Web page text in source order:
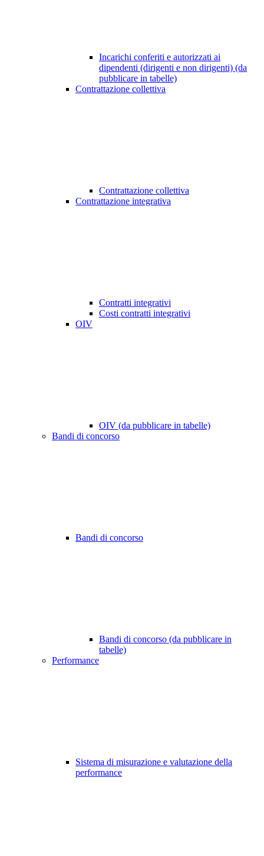
Incarichi conferiti e autorizzati ai
dipendenti (dirigenti e non dirigenti) (da
pubblicare in tabelle)
Contrattazione collettiva
Contrattazione collettiva
Contrattazione integrativa
Contratti integrativi
Costi contratti integrativi
OIV
OIV (da pubblicare in tabelle)
Bandi di concorso
Bandi di concorso
Bandi di concorso (da pubblicare in
tabelle)
Performance
Sistema di misurazione e valutazione della
performance